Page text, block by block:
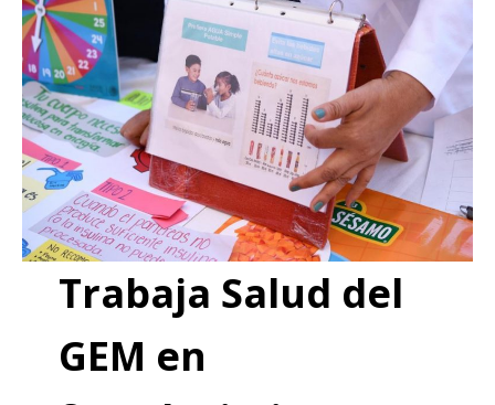
Trabaja Salud del
GEM en